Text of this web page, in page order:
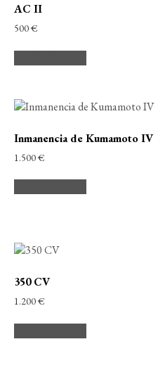
AC II
500€
Inmanencia de Kumamoto IV
1.500€
350 CV
1.200€